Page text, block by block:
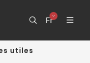
Fr
utiles